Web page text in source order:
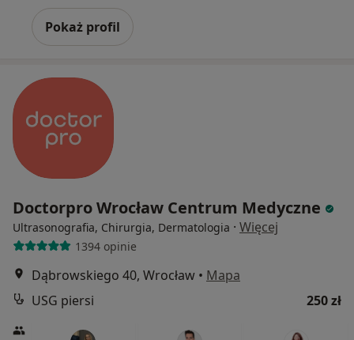
Pokaż profil
Doctorpro Wrocław Centrum Medyczne
Ultrasonografia, Chirurgia, Dermatologia · Więcej
1394 opinie
Dąbrowskiego 40, Wrocław • Mapa
USG piersi
250 zł